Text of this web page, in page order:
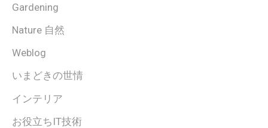
Gardening
Nature 自然
Weblog
いまどきの世情
インテリア
お役立ちIT技術